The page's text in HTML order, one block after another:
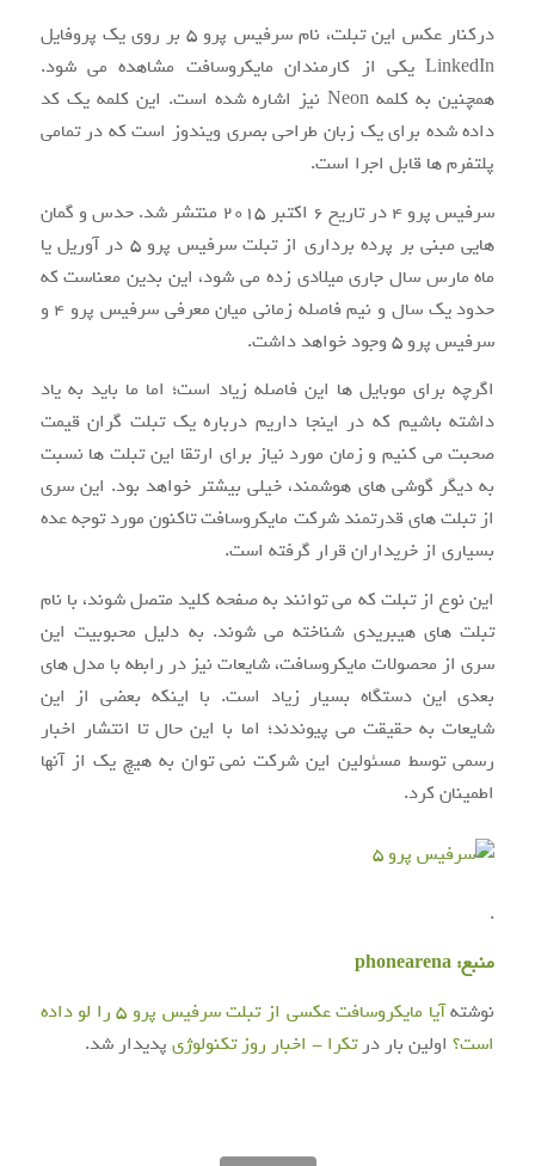
درکنار عکس این تبلت، نام سرفیس پرو ۵ بر روی یک پروفایل
LinkedIn یکی از کارمندان مایکروسافت مشاهده می شود.
همچنین به کلمه Neon نیز اشاره شده است. این کلمه یک کد
داده شده برای یک زبان طراحی بصری ویندوز است که در تمامی
پلتفرم ها قابل اجرا است.
سرفیس پرو ۴ در تاریخ ۶ اکتبر ۲۰۱۵ منتشر شد. حدس و گمان
هایی مبنی بر پرده برداری از تبلت سرفیس پرو ۵ در آوریل یا
ماه مارس سال جاری میلادی زده می شود، این بدین معناست که
حدود یک سال و نیم فاصله زمانی میان معرفی سرفیس پرو ۴ و
سرفیس پرو ۵ وجود خواهد داشت.
اگرچه برای موبایل ها این فاصله زیاد است؛ اما ما باید به یاد
داشته باشیم که در اینجا داریم درباره یک تبلت گران قیمت
صحبت می کنیم و زمان مورد نیاز برای ارتقا این تبلت ها نسبت
به دیگر گوشی های هوشمند، خیلی بیشتر خواهد بود. این سری
از تبلت های قدرتمند شرکت مایکروسافت تاکنون مورد توجه عده
بسیاری از خریداران قرار گرفته است.
این نوع از تبلت که می توانند به صفحه کلید متصل شوند، با نام
تبلت های هیبریدی شناخته می شوند. به دلیل محبوبیت این
سری از محصولات مایکروسافت، شایعات نیز در رابطه با مدل های
بعدی این دستگاه بسیار زیاد است. با اینکه بعضی از این
شایعات به حقیقت می پیوندند؛ اما با این حال تا انتشار اخبار
رسمی توسط مسئولین این شرکت نمی توان به هیچ یک از آنها
اطمینان کرد.
.
منبع: phonearena
نوشته
آیا مایکروسافت عکسی از تبلت سرفیس پرو ۵ را لو داده
است؟اولین بار درتکرا - اخبار روز تکنولوژیپدیدار شد.